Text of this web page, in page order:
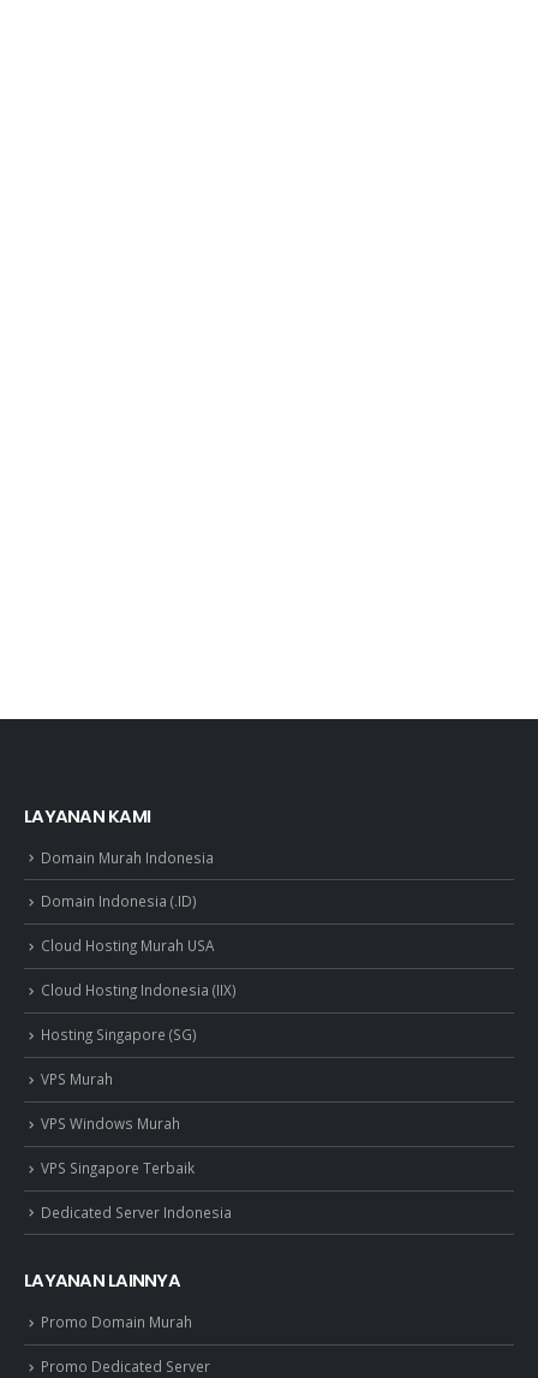
LAYANAN KAMI
Domain Murah Indonesia
Domain Indonesia (.ID)
Cloud Hosting Murah USA
Cloud Hosting Indonesia (IIX)
Hosting Singapore (SG)
VPS Murah
VPS Windows Murah
VPS Singapore Terbaik
Dedicated Server Indonesia
LAYANAN LAINNYA
Promo Domain Murah
Promo Dedicated Server